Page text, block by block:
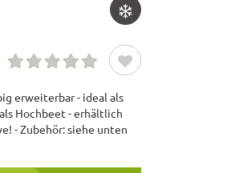
erweiterbar - ideal als
Hochbeet - erhältlich
- Zubehör: siehe unten